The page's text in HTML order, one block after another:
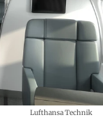
Lufthansa Technik